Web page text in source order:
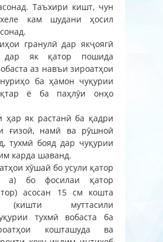
Таъхири кишт, чун
кам шудани ҳосил
гранулӣ дар якҷоягӣ
дар як қатор пошида
аз навъи зироатҳои
ба ҳамон чуқурии
ё ба паҳлӯи онҳо
ҳар як растанӣ ба қадри
ғизоӣ, намӣ ва рӯшноӣ
тухмӣ бояд дар чуқурии
карда шаванд.
хӯшаӣ бо усули қатор
а) бо фосилаи қатор
асосан 15 см кошта
(кишти муттасили
тухмӣ вобаста ба
кошташуда ва